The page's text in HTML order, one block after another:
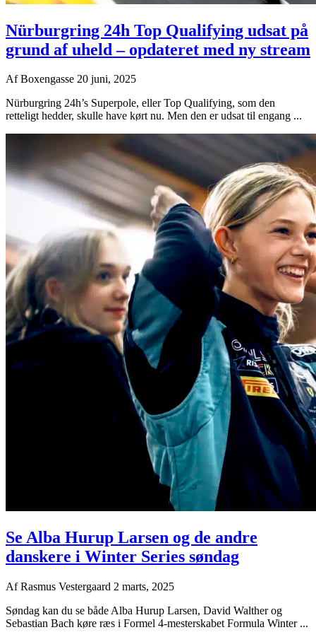
Nürburgring 24h Top Qualifying udsat på
grund af uheld – opdateret med ny stream
AfBoxengasse 20 juni, 2025
Nürburgring 24h’s Superpole, eller Top Qualifying, som den
retteligt hedder, skulle have kørt nu. Men den er udsat til engang ...
Se Alba Hurup Larsen og de andre
danskere i Winter Series søndag
AfRasmus Vestergaard 2 marts, 2025
Søndag kan du se både Alba Hurup Larsen, David Walther og
Sebastian Bach køre ræs i Formel 4-mesterskabet Formula Winter ...